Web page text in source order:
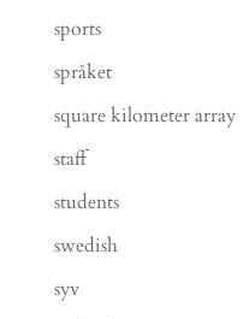
sports
språket
square kilometer array
staff
students
swedish
syv